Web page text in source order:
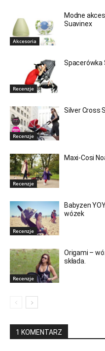
Akcesoria
Modne
Suavinex
Recenzje
Spacerówka
Recenzje
Silver Cross
Recenzje
Maxi-Cosi
Recenzje
Babyzen
wózek
Recenzje
Origami –
składa.
1 KOMENTARZ